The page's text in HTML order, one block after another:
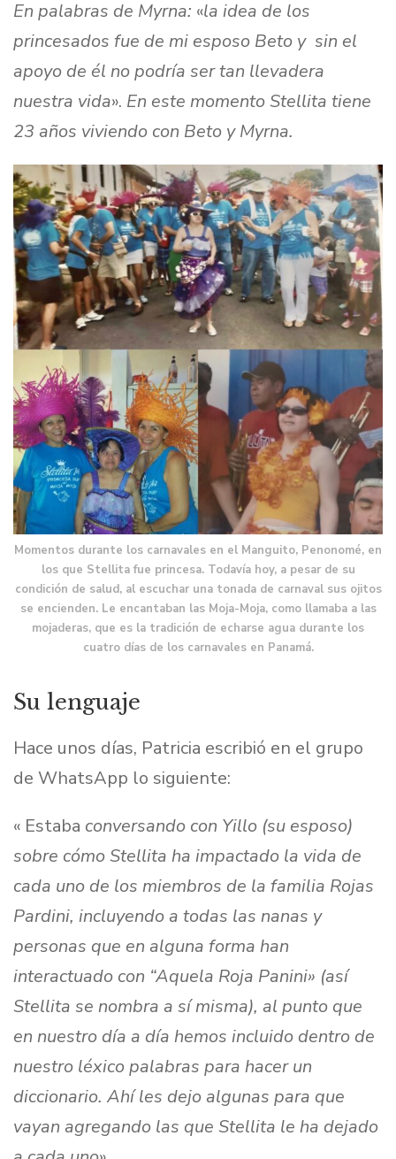
En palabras de Myrna: «la idea de los
princesados fue de mi esposo Beto y sin el
apoyo de él no podría ser tan llevadera
nuestra vida». En este momento Stellita tiene
23 años viviendo con Beto y Myrna.
Momentos durante los carnavales en el Manguito, Penonomé, en
los que Stellita fue princesa. Todavía hoy, a pesar de su
condición de salud, al escuchar una tonada de carnaval sus ojitos
se encienden. Le encantaban las Moja-Moja, como llamaba a las
mojaderas, que es la tradición de echarse agua durante los
cuatro días de los carnavales en Panamá.
Su lenguaje
Hace unos días, Patricia escribió en el grupo
de WhatsApp lo siguiente:
« Estaba conversando con Yillo (su esposo)
sobre cómo Stellita ha impactado la vida de
cada uno de los miembros de la familia Rojas
Pardini, incluyendo a todas las nanas y
personas que en alguna forma han
interactuado con “Aquela Roja Panini» (así
Stellita se nombra a sí misma), al punto que
en nuestro día a día hemos incluido dentro de
nuestro léxico palabras para hacer un
diccionario. Ahí les dejo algunas para que
vayan agregando las que Stellita le ha dejado